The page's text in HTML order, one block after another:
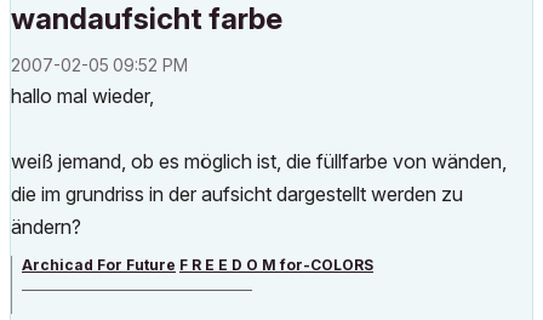
wandaufsicht farbe
‎2007-02-05 09:52 PM
hallo mal wieder,
weiß jemand, ob es möglich ist, die füllfarbe von wänden,
die im grundriss in der aufsicht dargestellt werden zu
ändern?
Archicad For Future F R E E D O M for-COLORS